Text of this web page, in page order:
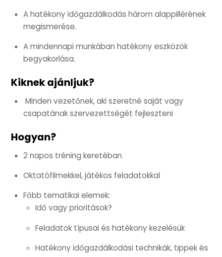
A hatékony időgazdálkodás három alappillérének
megismerése.
A mindennapi munkában hatékony eszközök
begyakorlása.
Kiknek ajánljuk?
Minden vezetőnek, aki szeretné saját vagy
csapatának szervezettségét fejleszteni
Hogyan?
2 napos tréning keretéban
Oktatófilmekkel, játékos feladatokkal
Főbb tematikai elemek:
Idő vagy prioritások?
Feladatok típusai és hatékony kezelésük
Hatékony időgazdálkodási technikák, tippek és